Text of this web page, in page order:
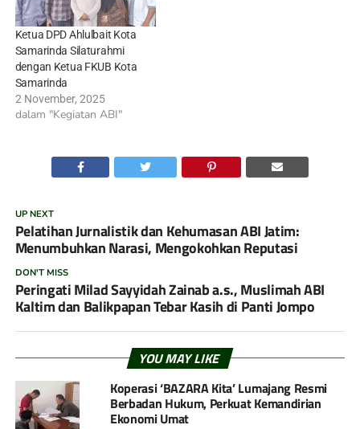
Ketua DPD Ahlulbait Kota
Samarinda Silaturahmi
dengan Ketua FKUB Kota
Samarinda
2 November, 2025
dalam "Kegiatan ABI"
UP NEXT
Pelatihan Jurnalistik dan Kehumasan ABI Jatim:
Menumbuhkan Narasi, Mengokohkan Reputasi
DON'T MISS
Peringati Milad Sayyidah Zainab a.s., Muslimah ABI
Kaltim dan Balikpapan Tebar Kasih di Panti Jompo
YOU MAY LIKE
Koperasi ‘BAZARA Kita’ Lumajang Resmi
Berbadan Hukum, Perkuat Kemandirian
Ekonomi Umat